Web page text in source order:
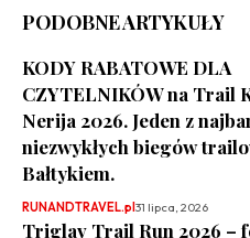
PODOBNE ARTYKUŁY
KODY RABATOWE DLA
CZYTELNIKÓW na Trail
Nerija 2026. Jeden z
niezwykłych biegów
Bałtykiem.
RUNANDTRAVEL.pl 31 lipca, 2026
Triglav Trail Run 2026 –